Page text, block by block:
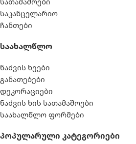
საკანცელარიო
ჩანთები
Საახალწლო
ნაძვის ხეები
განათებები
დეკორაციები
ნაძვის ხის სათამაშოები
საახალწლო ფორმები
Პოპულარული Კატეგორიები